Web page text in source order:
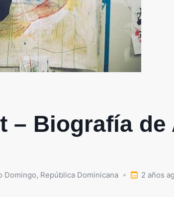
– Biografía
Domingo, República Dominicana 2 años